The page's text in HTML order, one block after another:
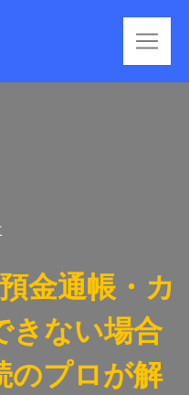
金通帳・カ
きない場合
のプロが解